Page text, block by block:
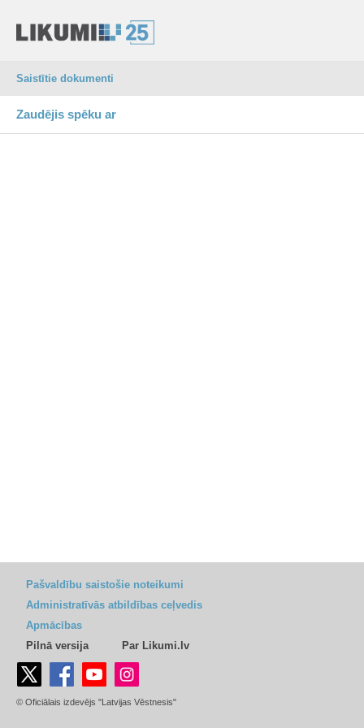
Saistītie dokumenti
Zaudējis spēku ar
Pašvaldību saistošie noteikumi
Administratīvās atbildības ceļvedis
Apmācības
Pilnā versija
Par Likumi.lv
© Oficiālais izdevējs "Latvijas Vēstnesis"